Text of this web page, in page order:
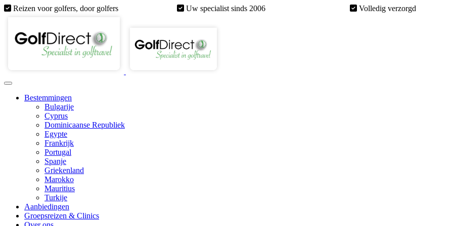
Reizen voor golfers, door golfers Uw specialist sinds 2006 Volledig verzorgd
Bestemmingen
Bulgarije
Cyprus
Dominicaanse Republiek
Egypte
Frankrijk
Portugal
Spanje
Griekenland
Marokko
Mauritius
Turkije
Aanbiedingen
Groepsreizen & Clinics